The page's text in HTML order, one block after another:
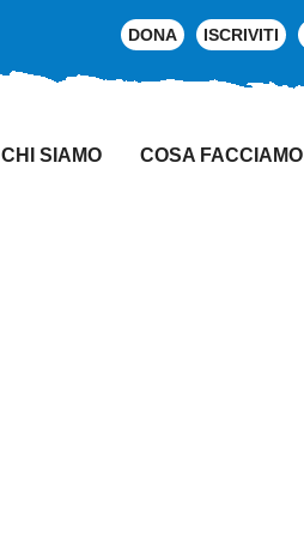
DONA ISCRIVITI
CHI SIAMO COSA FACCIAMO